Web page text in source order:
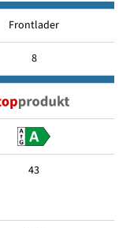
Frontlader
8
43